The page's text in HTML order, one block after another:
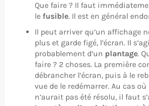
Que faire ? Il faut
le fusible. Il est en général
Il peut arriver qu’un affichage
plus et garde figé, l’écran. Il
probablement d’un plantage.
faire ? 2 choses. La première
débrancher l’écran, puis à le
vue de le redémarrer. Au cas
n’aurait pas été résolu, il faut